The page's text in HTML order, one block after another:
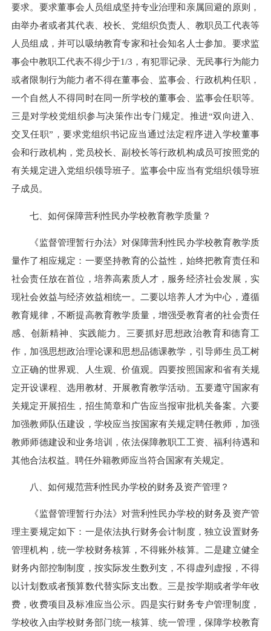
要求。要求董事会人员组成坚持专业治理和亲属回避的原则，
由举办者或者其代表、校长、党组织负责人、教职员工代表等
人员组成，并可以吸纳教育专家和社会知名人士参加。要求监
事会中教职工代表不得少于1/3，有犯罪记录、无民事行为能力
或者限制行为能力者不得在董事会、监事会、行政机构任职，
一个自然人不得同时在同一所学校的董事会、监事会任职等。
三是对学校党组织参与决策作出专门规定。推进“双向进入、
交叉任职”，要求党组织书记应当通过法定程序进入学校董事
会和行政机构，党员校长、副校长等行政机构成员可按照党的
有关规定进入党组织领导班子。监事会中应当有党组织领导班
子成员。
七、如何保障营利性民办学校教育教学质量？
《监督管理暂行办法》对保障营利性民办学校教育教学质
量作了相应规定：一要坚持教育的公益性，始终把教育责任和
社会责任放在首位，培养高素质人才，服务经济社会发展，实
现社会效益与经济效益相统一。二要以培养人才为中心，遵循
教育规律，不断提高教育教学质量，增强受教育者的社会责任
感、创新精神、实践能力。三要抓好思想政治教育和德育工
作，加强思想政治理论课和思想品德课教学，引导师生员工树
立正确的世界观、人生观、价值观。四要按照国家和省有关规
定开设课程、选用教材、开展教育教学活动。五要遵守国家有
关规定开展招生，招生简章和广告应当报审批机关备案。六要
加强教师队伍建设，学校应当按国家有关规定聘任教师，加强
教师师德建设和业务培训，依法保障教职工工资、福利待遇和
其他合法权益。聘任外籍教师应当符合国家有关规定。
八、如何规范营利性民办学校的财务及资产管理？
《监督管理暂行办法》对营利性民办学校的财务及资产管
理主要规定如下：一是依法执行财务会计制度，独立设置财务
管理机构，统一学校财务核算，不得账外核算。二是建立健全
财务内部控制制度，按实际发生数列支，不得虚列虚报，不得
以计划数或者预算数代替实际支出数。三是按学期或者学年收
费，收费项目及标准应当公示。四是实行财务专户管理制度，
学校收入由学校财务部门统一核算、统一管理，保障学校教育